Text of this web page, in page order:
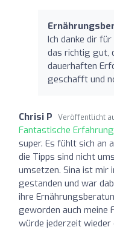
Ich danke dir
das richtig gut,
dauerhaften
geschafft und
Chrisi P Veröffentlicht
Fantastische
super. Es fühlt sich an
die Tipps sind nicht
umsetzen. Sina ist mir
gestanden und war
ihre
geworden auch meine
würde jederzeit